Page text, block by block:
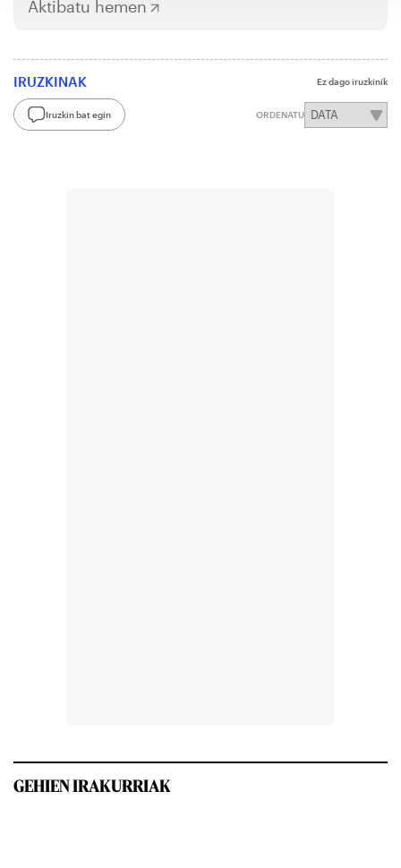
Aktibatu hemen
IRUZKINAK Ez dago iruzkinik
Iruzkin bat egin ORDENATU
GEHIEN IRAKURRIAK